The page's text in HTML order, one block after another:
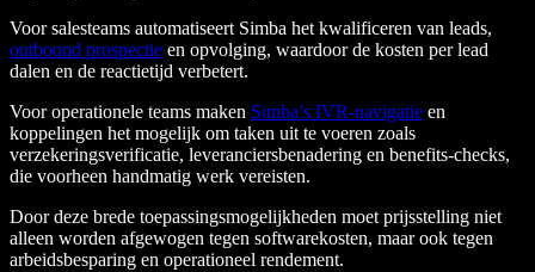
Voor salesteams automatiseert Simba het kwalificeren van leads,
outbound prospectie en opvolging, waardoor de kosten per lead
dalen en de reactietijd verbetert.
Voor operationele teams maken Simba’s IVR-navigatie en
koppelingen het mogelijk om taken uit te voeren zoals
verzekeringsverificatie, leveranciersbenadering en benefits-checks,
die voorheen handmatig werk vereisten.
Door deze brede toepassingsmogelijkheden moet prijsstelling niet
alleen worden afgewogen tegen softwarekosten, maar ook tegen
arbeidsbesparing en operationeel rendement.